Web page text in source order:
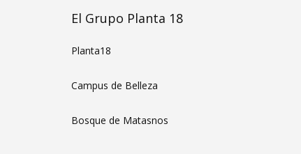
El Grupo Planta 18
Planta18
Campus de Belleza
Bosque de Matasnos